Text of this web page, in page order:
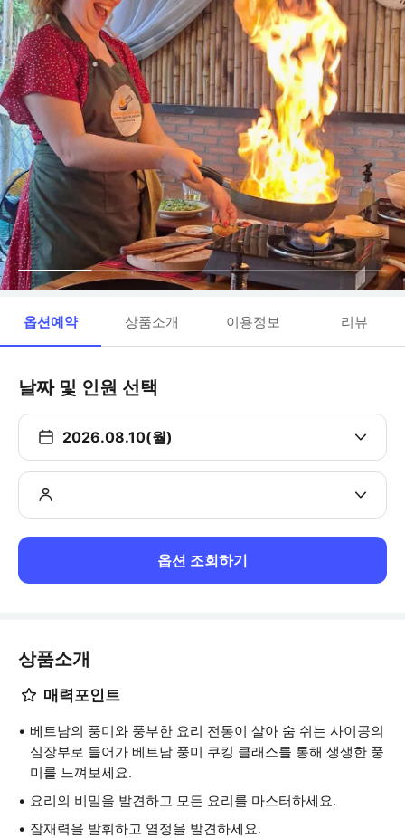
옵션예약 상품소개 이용정보 리뷰
날짜 및 인원 선택
2026.08.10(월)
옵션 조회하기
상품소개
매력포인트
베트남의 풍미와 풍부한 요리 전통이 살아 숨 쉬는 사이공의
심장부로 들어가 베트남 풍미 쿠킹 클래스를 통해 생생한 풍
미를 느껴보세요.
요리의 비밀을 발견하고 모든 요리를 마스터하세요.
잠재력을 발휘하고 열정을 발견하세요.